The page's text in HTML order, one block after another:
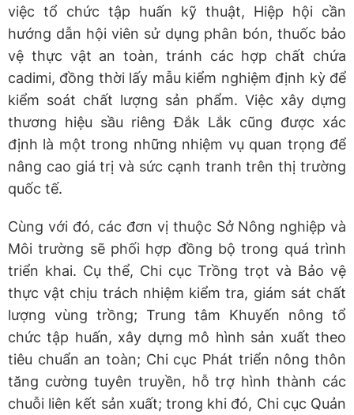
việc tổ chức tập huấn kỹ thuật, Hiệp hội cần
hướng dẫn hội viên sử dụng phân bón, thuốc bảo
vệ thực vật an toàn, tránh các hợp chất chứa
cadimi, đồng thời lấy mẫu kiểm nghiệm định kỳ để
kiểm soát chất lượng sản phẩm. Việc xây dựng
thương hiệu sầu riêng Đắk Lắk cũng được xác
định là một trong những nhiệm vụ quan trọng để
nâng cao giá trị và sức cạnh tranh trên thị trường
quốc tế.
Cùng với đó, các đơn vị thuộc Sở Nông nghiệp và
Môi trường sẽ phối hợp đồng bộ trong quá trình
triển khai. Cụ thể, Chi cục Trồng trọt và Bảo vệ
thực vật chịu trách nhiệm kiểm tra, giám sát chất
lượng vùng trồng; Trung tâm Khuyến nông tổ
chức tập huấn, xây dựng mô hình sản xuất theo
tiêu chuẩn an toàn; Chi cục Phát triển nông thôn
tăng cường tuyên truyền, hỗ trợ hình thành các
chuỗi liên kết sản xuất; trong khi đó, Chi cục Quản